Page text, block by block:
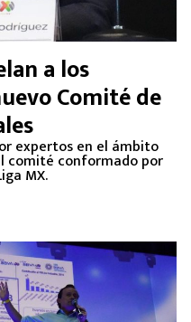
a los
Comité de
expertos en el ámbito
comité conformado por
MX.